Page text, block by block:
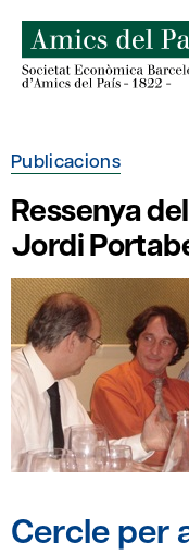
content
Publicacions
Ressenya
Jordi
Cercle per